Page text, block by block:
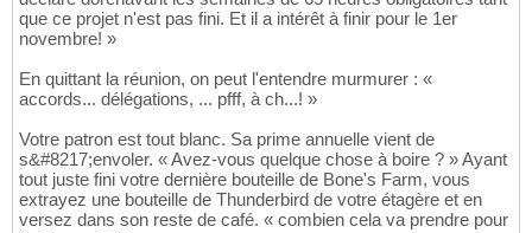
que ce projet n'est pas fini. Et il a intérêt à finir pour le 1er
novembre! »
En quittant la réunion, on peut l'entendre murmurer : «
accords... délégations, ... pfff, à ch...! »
Votre patron est tout blanc. Sa prime annuelle vient de
s&#8217;envoler. « Avez-vous quelque chose à boire ? » Ayant
tout juste fini votre dernière bouteille de Bone's Farm, vous
extrayez une bouteille de Thunderbird de votre étagère et en
versez dans son reste de café. « combien cela va prendre pour